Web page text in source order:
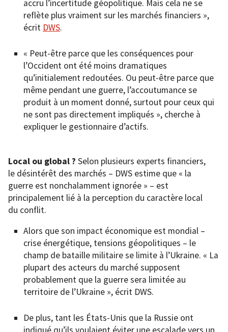
accru l’incertitude géopolitique. Mais cela ne se
reflète plus vraiment sur les marchés financiers »,
écrit DWS.
« Peut-être parce que les conséquences pour
l’Occident ont été moins dramatiques
qu’initialement redoutées. Ou peut-être parce que
même pendant une guerre, l’accoutumance se
produit à un moment donné, surtout pour ceux qui
ne sont pas directement impliqués », cherche à
expliquer le gestionnaire d’actifs.
Local ou global ? Selon plusieurs experts financiers,
le désintérêt des marchés – DWS estime que « la
guerre est nonchalamment ignorée » – est
principalement lié à la perception du caractère local
du conflit.
Alors que son impact économique est mondial –
crise énergétique, tensions géopolitiques – le
champ de bataille militaire se limite à l’Ukraine. « La
plupart des acteurs du marché supposent
probablement que la guerre sera limitée au
territoire de l’Ukraine », écrit DWS.
De plus, tant les États-Unis que la Russie ont